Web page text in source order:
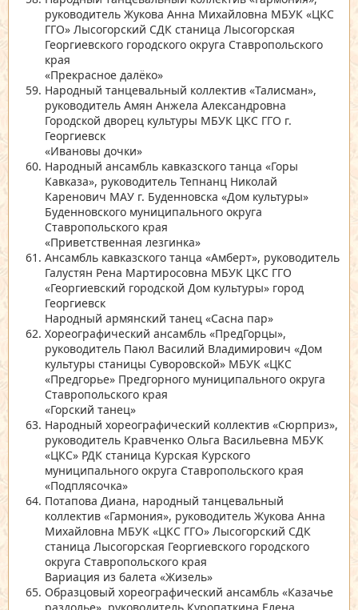
руководитель Жукова Анна Михайловна МБУК «ЦКС
ГГО» Лысогорский СДК станица Лысогорская
Георгиевского городского округа Ставропольского
края
«Прекрасное далёко»
Народный танцевальный коллектив «Талисман»,
руководитель Амян Анжела Александровна
Городской дворец культуры МБУК ЦКС ГГО г.
Георгиевск
«Ивановы дочки»
Народный ансамбль кавказского танца «Горы
Кавказа», руководитель Тепнанц Николай
Каренович МАУ г. Буденновска «Дом культуры»
Буденновского муниципального округа
Ставропольского края
«Приветственная лезгинка»
Ансамбль кавказского танца «Амберт», руководитель
Галустян Рена Мартиросовна МБУК ЦКС ГГО
«Георгиевский городской Дом культуры» город
Георгиевск
Народный армянский танец «Сасна пар»
Хореографический ансамбль «ПредГорцы»,
руководитель Паюл Василий Владимирович «Дом
культуры станицы Суворовской» МБУК «ЦКС
«Предгорье» Предгорного муниципального округа
Ставропольского края
«Горский танец»
Народный хореографический коллектив «Сюрприз»,
руководитель Кравченко Ольга Васильевна МБУК
«ЦКС» РДК станица Курская Курского
муниципального округа Ставропольского края
«Подплясочка»
Потапова Диана, народный танцевальный
коллектив «Гармония», руководитель Жукова Анна
Михайловна МБУК «ЦКС ГГО» Лысогорский СДК
станица Лысогорская Георгиевского городского
округа Ставропольского края
Вариация из балета «Жизель»
Образцовый хореографический ансамбль «Казачье